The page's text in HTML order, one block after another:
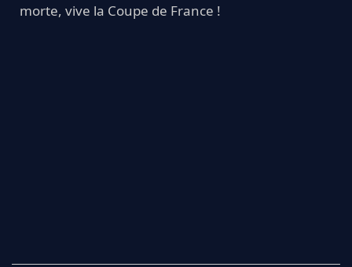
morte, vive la Coupe de France !